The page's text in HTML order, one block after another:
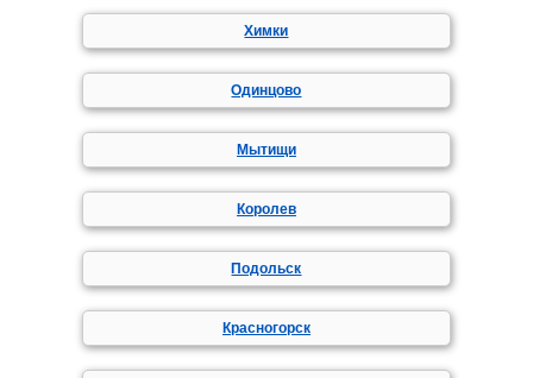
Химки
Одинцово
Мытищи
Королев
Подольск
Красногорск